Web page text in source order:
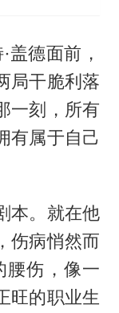
盖德面前，
局干脆利落
一刻，所有
有属于自己
本。就在他
伤病悄然而
腰伤，像一
旺的职业生